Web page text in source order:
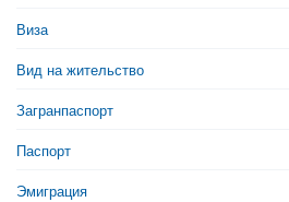
Виза
Вид на жительство
Загранпаспорт
Паспорт
Эмиграция